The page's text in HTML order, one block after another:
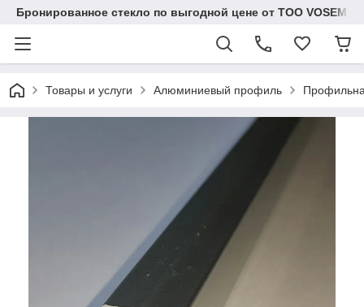
Бронированное стекло по выгодной цене от ТОО VOSEM
Товары и услуги Алюминиевый профиль